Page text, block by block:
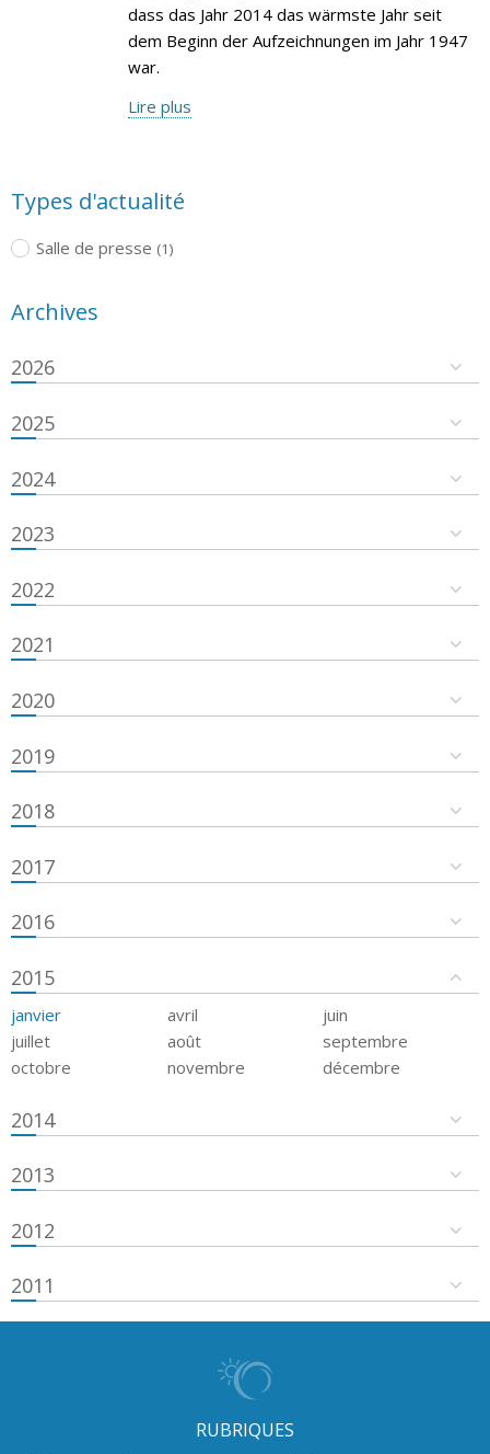
dass das Jahr 2014 das wärmste Jahr seit
dem Beginn der Aufzeichnungen im Jahr 1947
war.
Lire plus
Types d'actualité
Salle de presse (1)
Archives
2026
2025
2024
2023
2022
2021
2020
2019
2018
2017
2016
2015
janvier avril
juin
juillet
août
septembre
octobre
novembre décembre
2014
2013
2012
2011
RUBRIQUES